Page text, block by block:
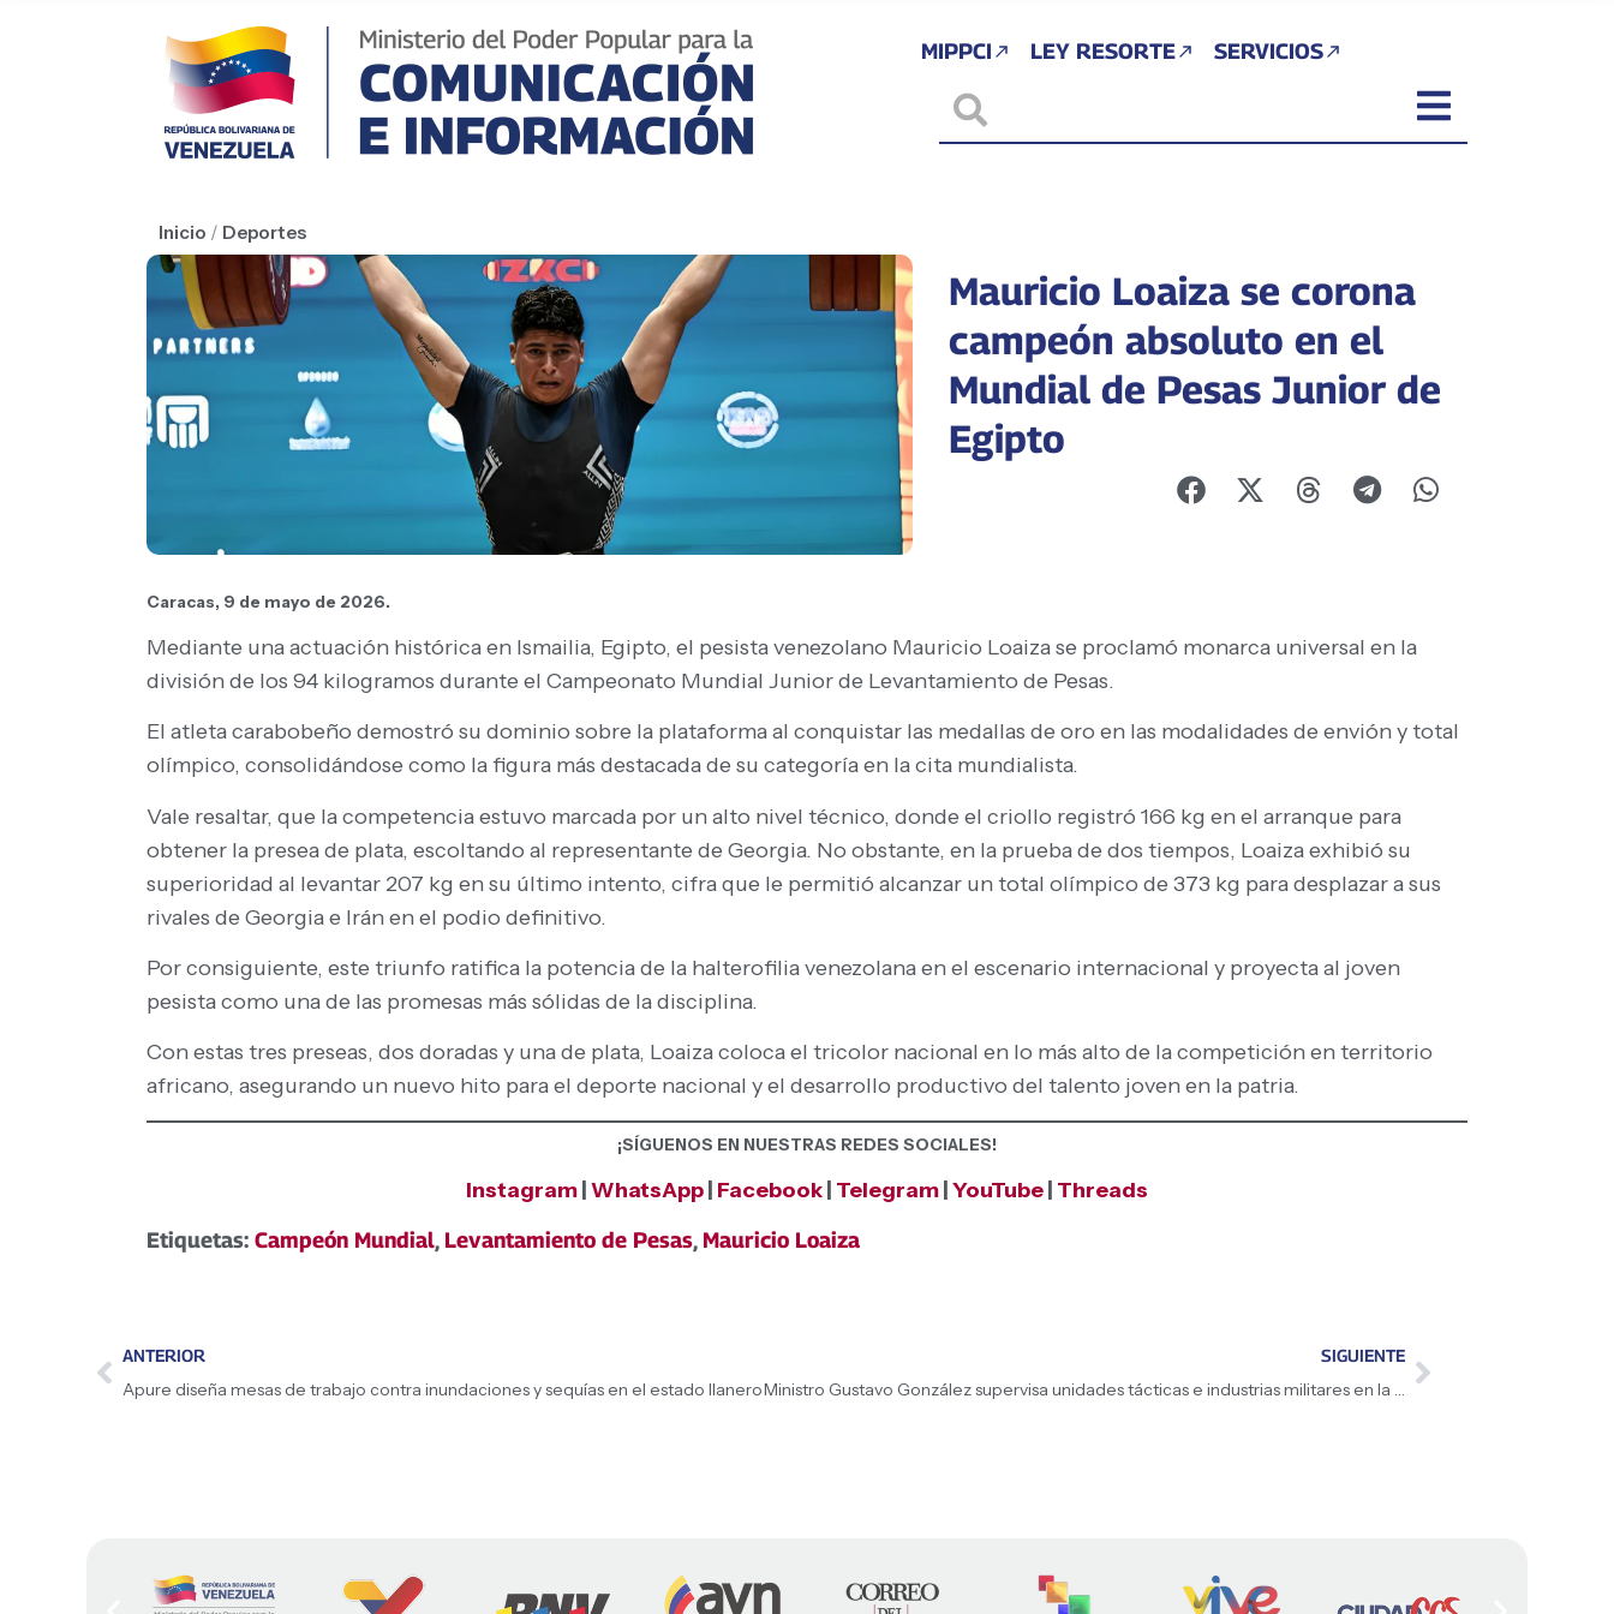
MIPPCI LEY RESORTE SERVICIOS
Inicio / Deportes
Mauricio Loaiza se corona
campeón absoluto en el
Mundial de Pesas Junior de
Egipto
Caracas, 9 de mayo de 2026.
Mediante una actuación histórica en Ismailia, Egipto, el pesista venezolano Mauricio Loaiza se proclamó monarca universal en la
división de los 94 kilogramos durante el Campeonato Mundial Junior de Levantamiento de Pesas.
El atleta carabobeño demostró su dominio sobre la plataforma al conquistar las medallas de oro en las modalidades de envión y total
olímpico, consolidándose como la figura más destacada de su categoría en la cita mundialista.
Vale resaltar, que la competencia estuvo marcada por un alto nivel técnico, donde el criollo registró 166 kg en el arranque para
obtener la presea de plata, escoltando al representante de Georgia. No obstante, en la prueba de dos tiempos, Loaiza exhibió su
superioridad al levantar 207 kg en su último intento, cifra que le permitió alcanzar un total olímpico de 373 kg para desplazar a sus
rivales de Georgia e Irán en el podio definitivo.
Por consiguiente, este triunfo ratifica la potencia de la halterofilia venezolana en el escenario internacional y proyecta al joven
pesista como una de las promesas más sólidas de la disciplina.
Con estas tres preseas, dos doradas y una de plata, Loaiza coloca el tricolor nacional en lo más alto de la competición en territorio
africano, asegurando un nuevo hito para el deporte nacional y el desarrollo productivo del talento joven en la patria.
¡SÍGUENOS EN NUESTRAS REDES SOCIALES!
Instagram WhatsApp Facebook Telegram YouTube Threads
Etiquetas: Campeón Mundial, Levantamiento de Pesas, Mauricio Loaiza
ANTERIOR
Apure diseña mesas de trabajo contra inundaciones y sequías en el estado llanero
SIGUIENTE